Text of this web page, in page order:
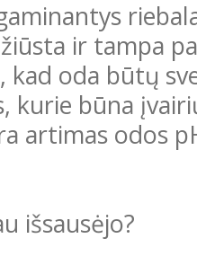
ir tampa
oda būtų
kurie būna
artimas odos
išsausėjo?